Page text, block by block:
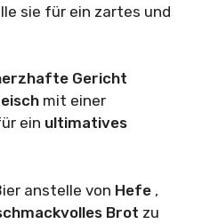
sie für ein zartes und
Gericht
mit einer
ein ultimatives
anstelle von Hefe ,
Brot zu